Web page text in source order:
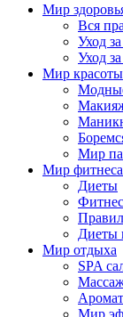
Мир
Вся
Уход
Уход
Мир красоты
Мир
Мир
Диеты
Диеты
Мир отдыха
SPA
Мир